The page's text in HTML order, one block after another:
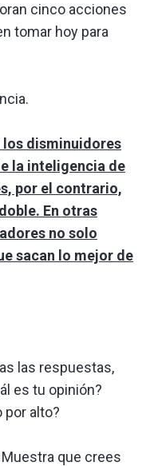
cinco acciones
tomar hoy para
disminuidores
la inteligencia de
por el contrario,
En otras
no solo
sacan lo mejor de
las respuestas,
es tu opinión?
por alto?
que crees